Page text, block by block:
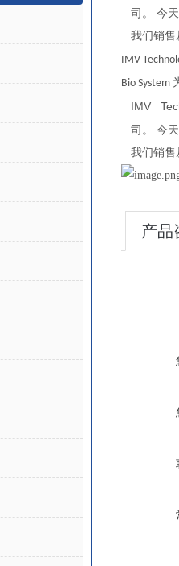
司。
今
我们销售
IMV
Bio System
IMV
司。
今
我们销售
产品